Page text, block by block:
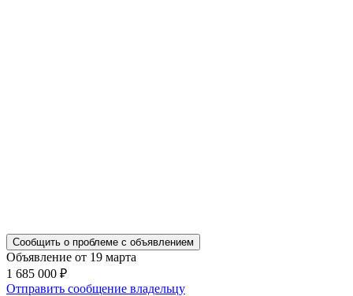
Сообщить о проблеме с объявлением
Объявление от 19 марта
1 685 000 ₽
Отправить сообщение владельцу